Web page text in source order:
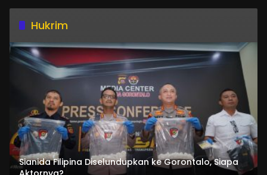
Hukrim
Sianida Filipina Diselundupkan ke Gorontalo, Siapa